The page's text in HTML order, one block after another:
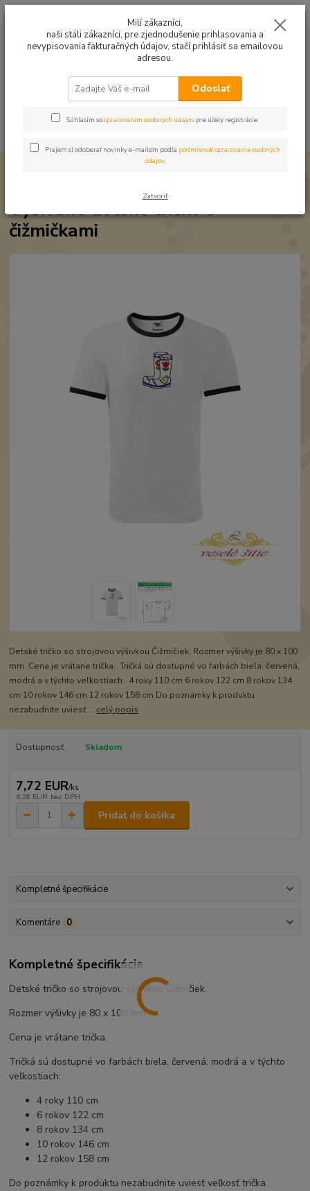
0949224331
9:00 -14:30
za0,00 EUR
Ľudové výšivky
Vyšívané detské tričko s
čižmičkami
Detské tričko so strojovou výšivkou Čižmičiek. Rozmer výšivky je 80 x 100
mm. Cena je vrátane trička. Tričká sú dostupné vo farbách biela, červená,
modrá a v týchto veľkostiach: 4 roky 110 cm 6 rokov 122 cm 8 rokov 134
cm 10 rokov 146 cm 12 rokov 158 cm Do poznámky k produktu
nezabudnite uviesť ... celý popis
Dostupnosť Skladom
7,72 EUR/ks
6,28 EUR bez DPH
Pridať do košíka
Kompletné špecifikácie
Komentáre 0
Kompletné špecifikácie
Detské tričko so strojovou výšivkou Čižmičiek.
Rozmer výšivky je 80 x 100 mm.
Cena je vrátane trička.
Tričká sú dostupné vo farbách biela, červená, modrá a v týchto
veľkostiach:
4 roky 110 cm
6 rokov 122 cm
8 rokov 134 cm
10 rokov 146 cm
12 rokov 158 cm
Do poznámky k produktu nezabudnite uviesť veľkosť trička.
Milí zákazníci,
naši stáli zákazníci, pre zjednodušenie prihlasovania a
nevypisovania fakturačných údajov, stačí prihlásiť sa emailovou
adresou.
Odoslať
Súhlasím sospracovaním osobných údajov pre účely registrácie.
Prajem si odoberať novinky e-mailom podľa podmienok spracovania osobných
údajov.
Zatvoriť